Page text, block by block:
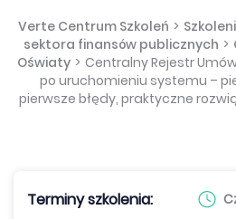
Verte Centrum Szkoleń >
sektora finansów publicznych >
Oświaty > Centralny Rejestr
po uruchomieniu systemu –
pierwsze błędy, praktyczne
Terminy szkolenia: